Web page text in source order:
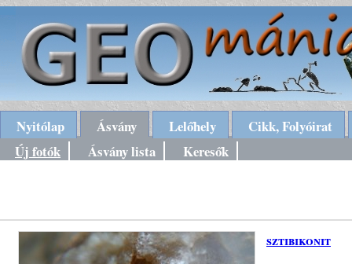
Nyitólap Ásvány Lelőhely
Cikk, Folyóirat
Új fotók
Ásvány lista Keresők
sztibikonit